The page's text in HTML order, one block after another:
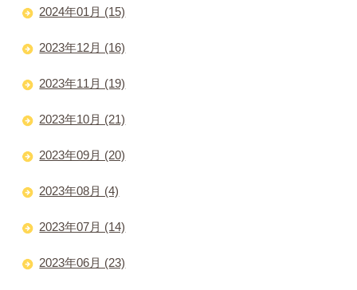
2024年01月 (15)
2023年12月 (16)
2023年11月 (19)
2023年10月 (21)
2023年09月 (20)
2023年08月 (4)
2023年07月 (14)
2023年06月 (23)